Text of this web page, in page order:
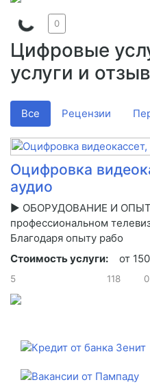
Цифровые
услуги и
0
Все Рецензии
Оцифровка
аудио
▶️ ОБОРУДОВАНИЕ И ОПЫТ:
профессиональном
Благодаря опыту рабо
Стоимость услуги:
от
5 118 0